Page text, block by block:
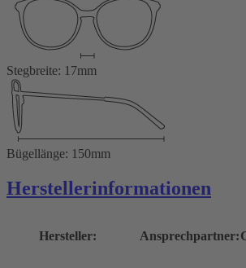
Stegbreite: 17mm
Bügellänge: 150mm
Herstellerinformationen
Hersteller: Ansprechpartner: